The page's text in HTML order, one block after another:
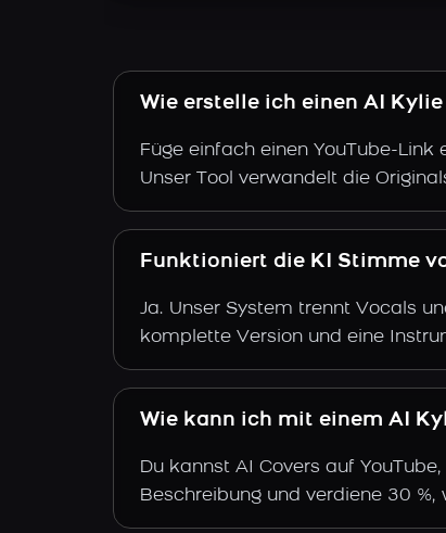
Wie erstelle ich einen AI Kylie
Füge einfach einen YouTube-
Unser Tool verwandelt die
Funktioniert die KI Stimme
Ja. Unser System trennt Vocals
komplette Version und eine
Wie kann ich mit einem AI
Du kannst AI Covers auf
Beschreibung und verdiene 30